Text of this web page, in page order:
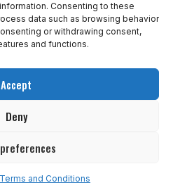
Consenting to these
data such as browsing behavior
or withdrawing consent,
and functions.
Accept
Deny
Terms and Conditions
ABRE PRÉ-REGISTRO E
AVENTURA MOBILE DA
NOVO E INSANO TRAILER